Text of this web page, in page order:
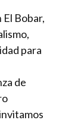
Bobar,
para
de